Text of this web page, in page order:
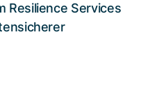
Resilience Services